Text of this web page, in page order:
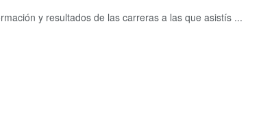
y resultados de las carreras a las que asistís ...